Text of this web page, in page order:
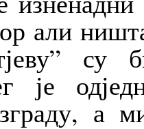
али
су
је
а